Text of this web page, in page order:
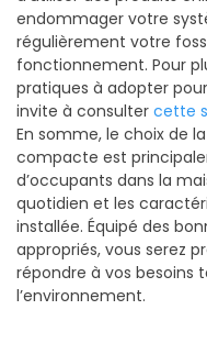
endommager votre
régulièrement votre
fonctionnement. Pour
pratiques à adopter
invite à consulter cette
En somme, le choix de
compacte est
d’occupants dans la
quotidien et les
installée. Équipé des
appropriés, vous serez
répondre à vos besoins
l’environnement.